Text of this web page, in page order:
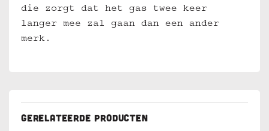
die zorgt dat het gas twee keer
langer mee zal gaan dan een ander
merk.
GERELATEERDE PRODUCTEN